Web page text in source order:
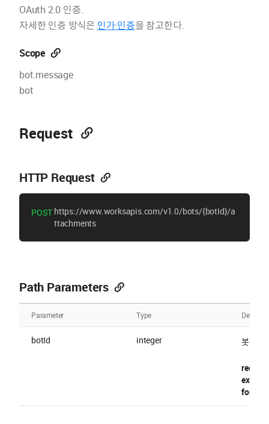
OAuth 2.0 인증.
자세한 인증 방식은 인가·인증을 참고한다.
Scope
bot.message
bot
Request
HTTP Request
POST https://www.worksapis.com/v1.0/bots/{botId}/a
ttachments
Path Parameters
Parameter Type
botId integer 봇 ID
format